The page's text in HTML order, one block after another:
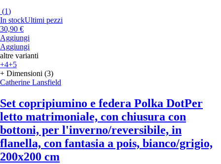
(1)
In stockUltimi pezzi
30,90 €
Aggiungi
Aggiungi
altre varianti
+4+5
+ Dimensioni (3)
Catherine Lansfield
Set copripiumino e federa Polka DotPer
letto matrimoniale, con chiusura con
bottoni, per l'inverno/reversibile, in
flanella, con fantasia a pois, bianco/grigio,
200x200 cm